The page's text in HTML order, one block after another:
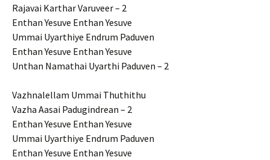
Rajavai Karthar Varuveer – 2
Enthan Yesuve Enthan Yesuve
Ummai Uyarthiye Endrum Paduven
Enthan Yesuve Enthan Yesuve
Unthan Namathai Uyarthi Paduven – 2
Vazhnalellam Ummai Thuthithu
Vazha Aasai Padugindrean – 2
Enthan Yesuve Enthan Yesuve
Ummai Uyarthiye Endrum Paduven
Enthan Yesuve Enthan Yesuve